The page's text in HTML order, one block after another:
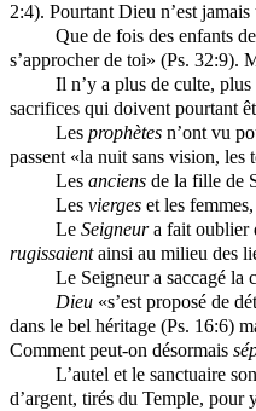
2:4). Pourtant Dieu n’est
Que de fois des enfants
s’approcher de toi» (Ps. 32:9).
Il n’y a plus de culte,
sacrifices qui doivent pourtant
Les prophètesn’ont vu
passent «la nuit sans vision,
Les anciensde la fille de
Les viergeset les
Le Seigneura fait oublier
rugissaientainsi au milieu des
Le Seigneur a saccagé la
Dieu«s’est proposé de
dans le bel héritage (Ps. 16:6)
Comment peut-on désormais
L’autel et le sanctuaire
d’argent, tirés du Temple,